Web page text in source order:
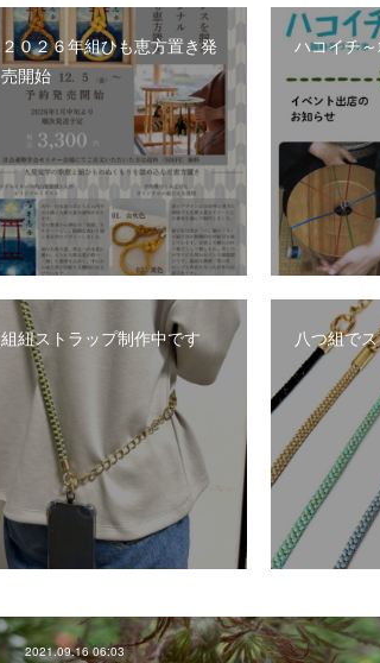
２０２６年組ひも恵方置き発
売開始
ハコイチ
組紐ストラップ制作中です 八つ組で
2021.09.16 06:03